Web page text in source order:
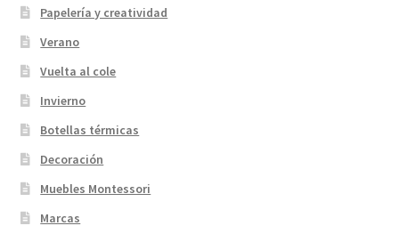
Papelería y creatividad
Verano
Vuelta al cole
Invierno
Botellas térmicas
Decoración
Muebles Montessori
Marcas